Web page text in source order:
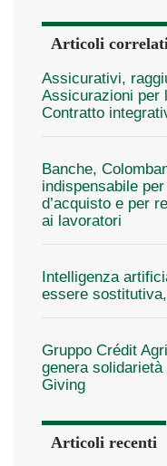
Articoli correlati
Assicurativi,
Assicurazioni per
Contratto
Banche,
indispensabile
d’acquisto e per
ai lavoratori
Intelligenza
essere
Gruppo Crédit
genera
Giving
Articoli recenti